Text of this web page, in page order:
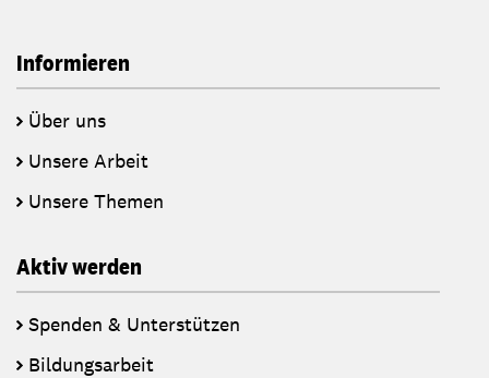
Informieren
Über uns
Unsere Arbeit
Unsere Themen
Aktiv werden
Spenden & Unterstützen
Bildungsarbeit